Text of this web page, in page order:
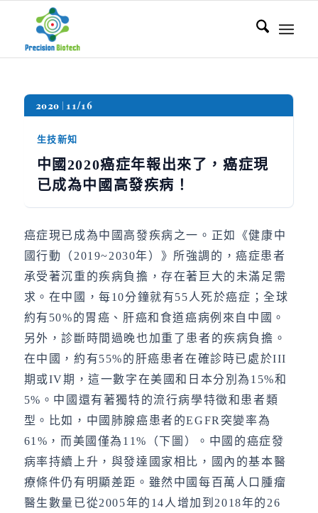
2020 11/16
生技新知
中國2020癌症年報出來了，癌症現
已成為中國高發疾病！
癌症現已成為中國高發疾病之一。正如《健康中
國行動（2019~2030年）》所強調的，癌症患者
承受著沉重的疾病負擔，存在著巨大的未滿足需
求。在中國，每10分鐘就有55人死於癌症；全球
約有50%的胃癌、肝癌和食道癌病例來自中國。
另外，診斷時間過晚也加重了患者的疾病負擔。
在中國，約有55%的肝癌患者在確診時已處於III
期或IV期，這一數字在美國和日本分別為15%和
5%。中國還有著獨特的流行病學特徵和患者類
型。比如，中國肺腺癌患者的EGFR突變率為
61%，而美國僅為11%（下圖）。中國的癌症發
病率持續上升，與發達國家相比，國內的基本醫
療條件仍有明顯差距。雖然中國每百萬人口腫瘤
醫生數量已從2005年的14人增加到2018年的26